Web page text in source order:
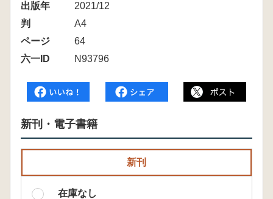
出版年
2021/12
判
A4
ページ
64
六一ID
N93796
新刊・電子書籍
新刊
在庫なし